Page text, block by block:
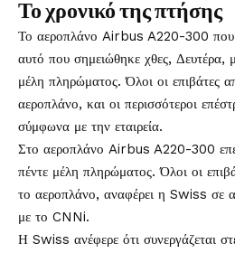
Το χρονικό της πτήσης
Το αεροπλάνο Airbus A220-300 που
αυτό που σημειώθηκε χθες, Δευτέρα,
μέλη πληρώματος. Όλοι οι επιβάτες
αεροπλάνο, και οι περισσότεροι
σύμφωνα με την εταιρεία.
Στο αεροπλάνο Airbus A220-300
πέντε μέλη πληρώματος. Όλοι οι
το αεροπλάνο, αναφέρει η Swiss σε
με το CNNi.
Η Swiss ανέφερε ότι συνεργάζεται